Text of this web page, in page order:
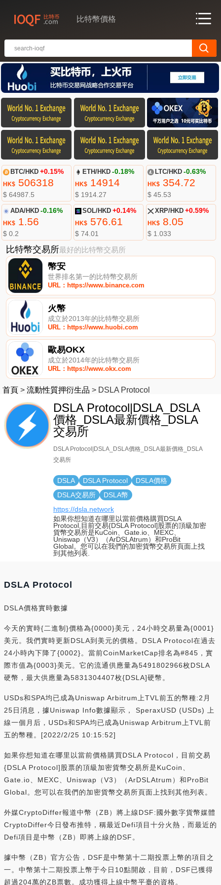
比特幣價格
BTC/HKD +0.15%
HK$506318
$ 64987.5
ETH/HKD -0.18%
HK$ 14914
$ 1914.27
LTC/HKD -0.63%
HK$354.72
$ 45.53
ADA/HKD -0.16%
HK$1.56
$ 0.2
SOL/HKD +0.14%
HK$ 576.61
$ 74.01
XRP/HKD +0.59%
HK$8.05
$ 1.033
比特幣交易所最好的比特幣交易所
幣安
世界排名第一的比特幣交易所
URL：https://www.binance.com
火幣
成立於2013年的比特幣交易所
URL：https://www.huobi.com
歐易OKX
成立於2014年的比特幣交易所
URL：https://www.okx.com
首頁 > 流動性質押衍生品 > DSLA Protocol
DSLA Protocol|DSLA_DSLA
價格_DSLA最新價格_DSLA
交易所
DSLA Protocol|DSLA_DSLA價格_DSLA最新價格_DSLA
交易所
DSLA DSLA Protocol
DSLA價格
DSLA交易所
DSLA幣
https://dsla.network
如果你想知道在哪里以當前價格購買DSLA
Protocol,目前交易{DSLA Protocol]股票的頂級加密
貨幣交易所是KuCoin、Gate.io、MEXC、
Uniswap（V3）（ArDSLAtrum）和ProBit
Global。您可以在我們的加密貨幣交易所頁面上找
到其他列表.
DSLA Protocol
DSLA價格實時數據
今天的實時{二進制}價格為{0000}美元，24小時交易量為{0001}
美元。我們實時更新DSLA到美元的價格。DSLA Protocol在過去
24小時內下降了{0002}。當前CoinMarketCap排名為#845，實
際市值為{0003}美元。它的流通供應量為5491802966枚DSLA
硬幣，最大供應量為5831304407枚{DSLA]硬幣。
USDs和SPA均已成為Uniswap Arbitrum上TVL前五的幣種:2月
25日消息，據Uniswap Info數據顯示， SperaxUSD (USDs) 上
線一個月后，USDs和SPA均已成為Uniswap Arbitrum上TVL前
五的幣種。[2022/2/25 10:15:52]
如果你想知道在哪里以當前價格購買DSLA Protocol，目前交易
{DSLA Protocol]股票的頂級加密貨幣交易所是KuCoin、
Gate.io、MEXC、Uniswap（V3）（ArDSLAtrum）和ProBit
Global。您可以在我們的加密貨幣交易所頁面上找到其他列表。
外媒CryptoDiffer報道中幣（ZB）將上線DSF:國外數字貨幣媒體
CryptoDiffer今日發布推特，稱最近Defi項目十分火熱，而最近的
Defi項目是中幣（ZB）即將上線的DSF。
據中幣（ZB）官方公告，DSF是中幣第十二期投票上幣的項目之
一。中幣第十二期投票上幣于今日10點開啟，目前，DSF已獲得
超過204萬的ZB票數。成功獲得上線中幣平臺的資格。